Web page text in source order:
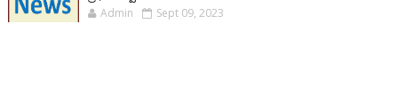
Admin Sept 09, 2023